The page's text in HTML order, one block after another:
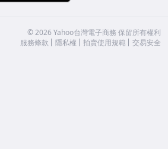
©2026 Yahoo台灣電子商務 保留所有權利
服務條款
隱私權 拍賣使用規範 交易安全